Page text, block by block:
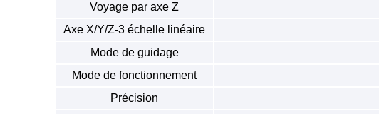
Voyage par axe Z
Axe X/Y/Z-3 échelle linéaire
Mode de guidage
Mode de fonctionnement
Précision